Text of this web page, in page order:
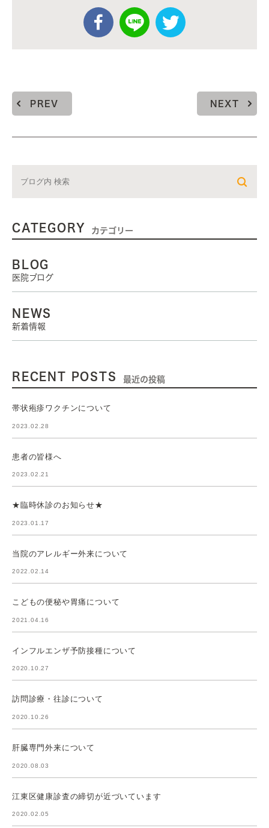
PREV NEXT
CATEGORY カテゴリー
BLOG
医院ブログ
NEWS
新着情報
RECENT POSTS 最近の投稿
帯状疱疹ワクチンについて
2023.02.28
患者の皆様へ
2023.02.21
★臨時休診のお知らせ★
2023.01.17
当院のアレルギー外来について
2022.02.14
こどもの便秘や胃痛について
2021.04.16
インフルエンザ予防接種について
2020.10.27
訪問診療・往診について
2020.10.26
肝臓専門外来について
2020.08.03
江東区健康診査の締切が近づいています
2020.02.05